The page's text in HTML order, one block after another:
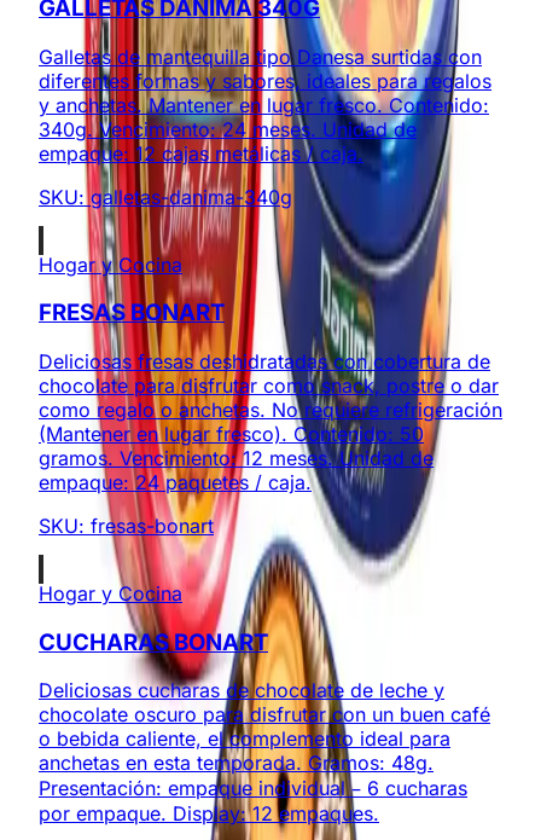
GALLETAS DANIMA 340G
Galletas de mantequilla tipo Danesa surtidas con
diferentes formas y sabores, ideales para regalos
y anchetas. Mantener en lugar fresco. Contenido:
340g. Vencimiento: 24 meses. Unidad de
empaque: 12 cajas metálicas / caja.
SKU:galletas-danima-340g
Hogar y Cocina
FRESAS BONART
Deliciosas fresas deshidratadas con cobertura de
chocolate para disfrutar como snack, postre o dar
como regalo o anchetas. No requiere refrigeración
(Mantener en lugar fresco). Contenido: 50
gramos. Vencimiento: 12 meses. Unidad de
empaque: 24 paquetes / caja.
SKU: fresas-bonart
Hogar y Cocina
CUCHARAS BONART
Deliciosas cucharas de chocolate de leche y
chocolate oscuro para disfrutar con un buen café
o bebida caliente, el complemento ideal para
anchetas en esta temporada. Gramos: 48g.
Presentación: empaque individual – 6 cucharas
por empaque. Display: 12 empaques.